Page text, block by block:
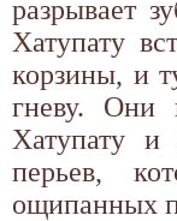
разрывает
Хатупату
корзины, и
гневу. Они
Хатупату и
перьев,
ощипанных